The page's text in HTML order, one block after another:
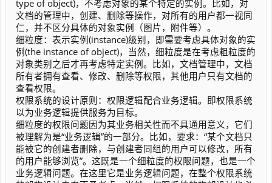
type of object)，不考虑对象的某个特定的实例。比如，对
文档的管理中，创建、删除等操作，对所有的用户都一视同
仁，并不区分具体的对象实例（图片，附件等）。
细粒度：表示实例(instance)级别，即需要考虑具体对象的实
例(the instance of object)，当然，细粒度是在考虑粗粒度的
对象类别之后才再考虑特定实例。比如，文档管理中，文档
所有者拥有查看、修改、删除等权限，其他用户只有文档的
查看权限。
权限系统的设计原则：权限逻辑配合业务逻辑。即权限系统
以为业务逻辑提供服务为目标。
细粒度的权限问题因为其业务相关性而不具通用意义，它们
被理解为是“业务逻辑”的一部分。比如，要求：“某个文档只
能被它的创建者删除，与创建者同组的用户可以修改，所有
的用户能够浏览”。这既是一个细粒度的权限问题，也是一个
业务逻辑问题。在这里它是业务逻辑问题，在整个权限系统